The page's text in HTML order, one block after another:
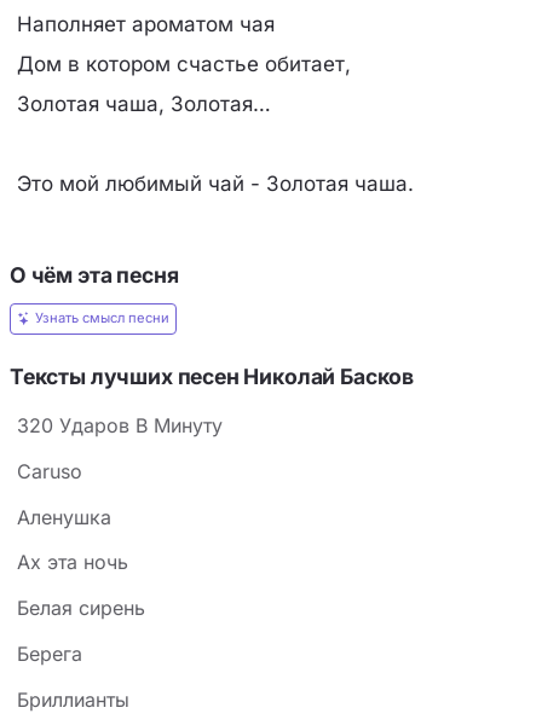
Наполняет ароматом чая
Дом в котором счастье обитает,
Золотая чаша, Золотая…
Это мой любимый чай - Золотая чаша.
О чём эта песня
Узнать смысл песни
Тексты лучших песен Николай Басков
320 Ударов В Минуту
Caruso
Аленушка
Ах эта ночь
Белая сирень
Берега
Бриллианты